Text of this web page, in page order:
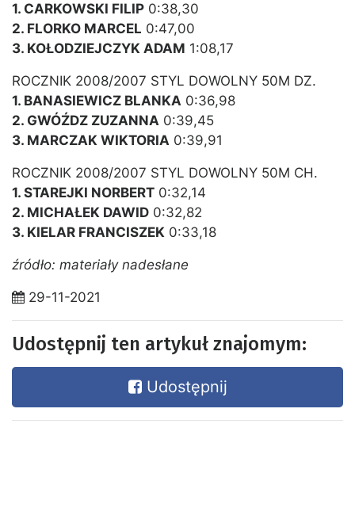
1. CARKOWSKI FILIP 0:38,30
2. FLORKO MARCEL 0:47,00
3. KOŁODZIEJCZYK ADAM 1:08,17
ROCZNIK 2008/2007 STYL DOWOLNY 50M DZ.
1. BANASIEWICZ BLANKA 0:36,98
2. GWÓŹDZ ZUZANNA 0:39,45
3. MARCZAK WIKTORIA 0:39,91
ROCZNIK 2008/2007 STYL DOWOLNY 50M CH.
1. STAREJKI NORBERT 0:32,14
2. MICHAŁEK DAWID 0:32,82
3. KIELAR FRANCISZEK 0:33,18
źródło: materiały nadesłane
29-11-2021
Udostępnij ten artykuł znajomym:
Udostępnij